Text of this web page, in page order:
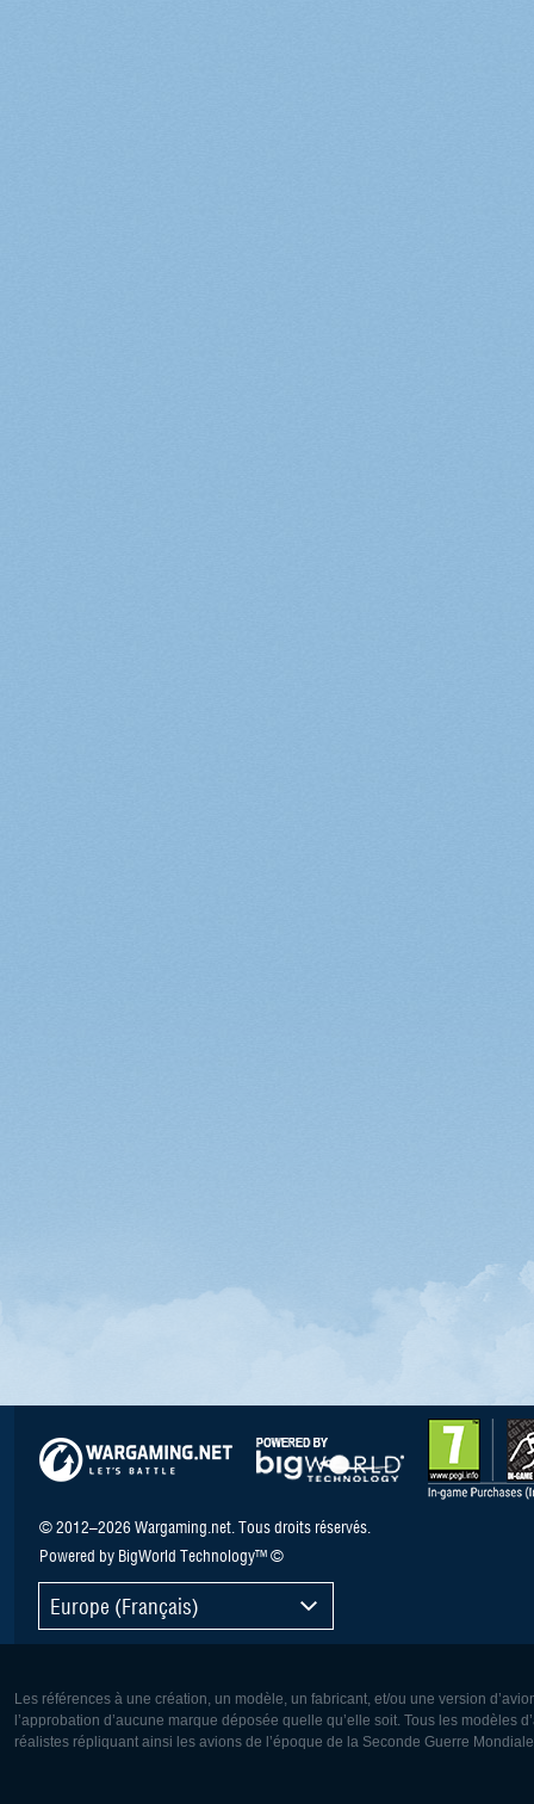
© 2012–2026 Wargaming.net. Tous droits réservés.
Powered by BigWorld Technology™ ©
Europe (Français)
Les références à une création, un modèle, un fabricant, et/ou une version
l’approbation d’aucune marque déposée quelle qu’elle soit. Tous les
réalistes répliquant ainsi les avions de l’époque de la Seconde Guerre